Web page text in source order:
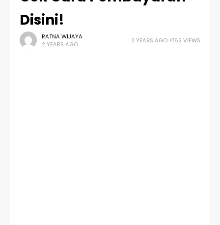
Disini!
RATNA WIJAYA
2 YEARS AGO
2 YEARS AGO 762 VIEWS